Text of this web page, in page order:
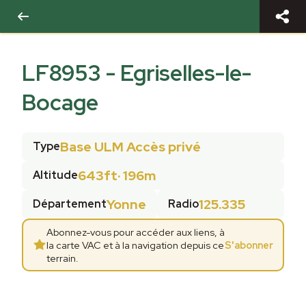
LF8953 - Egriselles-le-
Bocage
TypeBase ULM Accès privé
Altitude643ft·196m
DépartementYonne Radio125.335
Abonnez-vous pour accéder aux liens, à
la carte VAC et à la navigation depuis ce
terrain.
S'abonner